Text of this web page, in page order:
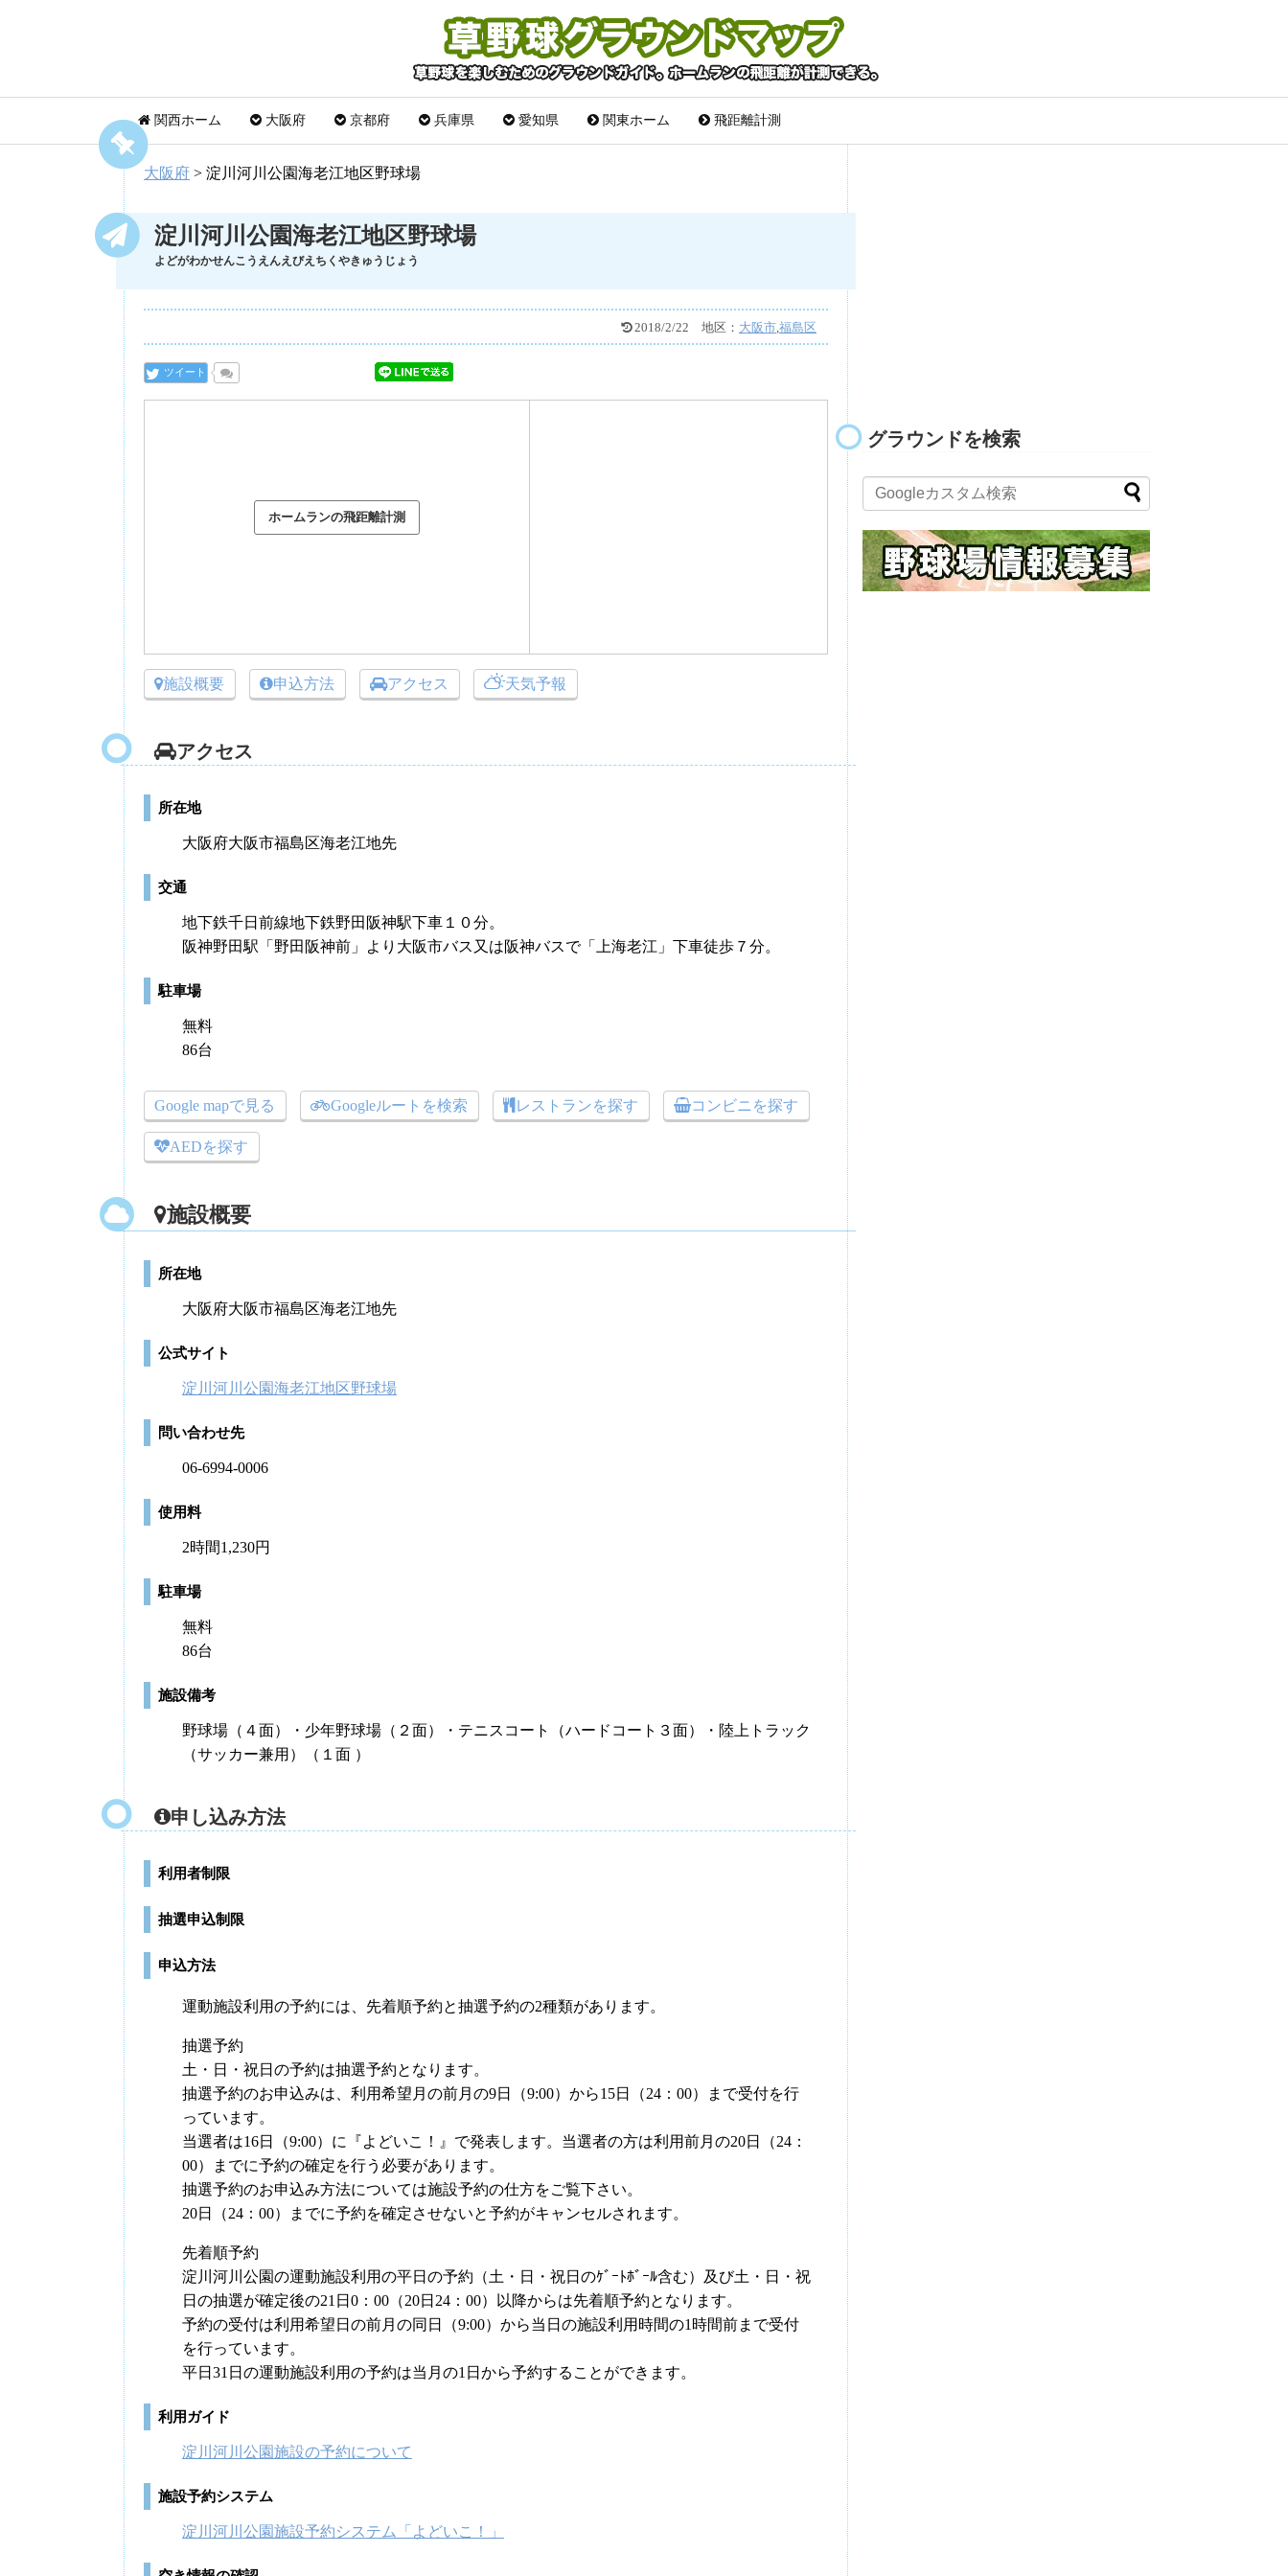
関西ホーム 大阪府 京都府 兵庫県 愛知県 関東ホーム 飛距離計測
大阪府 > 淀川河川公園海老江地区野球場
淀川河川公園海老江地区野球場
よどがわかせんこうえんえびえちくやきゅうじょう
2018/2/22 地区： 大阪市,福島区
ツイート
施設概要 申込方法 アクセス 天気予報
アクセス
所在地
大阪府大阪市福島区海老江地先
交通
地下鉄千日前線地下鉄野田阪神駅下車１０分。
阪神野田駅「野田阪神前」より大阪市バス又は阪神バスで「上海老江」下車徒歩７分。
駐車場
無料
86台
Google mapで見る Googleルートを検索 レストランを探す コンビニを探す
AEDを探す
施設概要
所在地
大阪府大阪市福島区海老江地先
公式サイト
淀川河川公園海老江地区野球場
問い合わせ先
06-6994-0006
使用料
2時間1,230円
駐車場
無料
86台
施設備考
野球場（４面）・少年野球場（２面）・テニスコート（ハードコート３面）・陸上トラック
（サッカー兼用）（１面 ）
申し込み方法
利用者制限
抽選申込制限
申込方法
運動施設利用の予約には、先着順予約と抽選予約の2種類があります。
抽選予約
土・日・祝日の予約は抽選予約となります。
抽選予約のお申込みは、利用希望月の前月の9日（9:00）から15日（24：00）まで受付を行
っています。
当選者は16日（9:00）に『よどいこ！』で発表します。当選者の方は利用前月の20日（24：
00）までに予約の確定を行う必要があります。
抽選予約のお申込み方法については施設予約の仕方をご覧下さい。
20日（24：00）までに予約を確定させないと予約がキャンセルされます。
先着順予約
淀川河川公園の運動施設利用の平日の予約（土・日・祝日のｹﾞｰﾄﾎﾞｰﾙ含む）及び土・日・祝
日の抽選が確定後の21日0：00（20日24：00）以降からは先着順予約となります。
予約の受付は利用希望日の前月の同日（9:00）から当日の施設利用時間の1時間前まで受付
を行っています。
平日31日の運動施設利用の予約は当月の1日から予約することができます。
利用ガイド
淀川河川公園施設の予約について
施設予約システム
淀川河川公園施設予約システム「よどいこ！」
グラウンドを検索